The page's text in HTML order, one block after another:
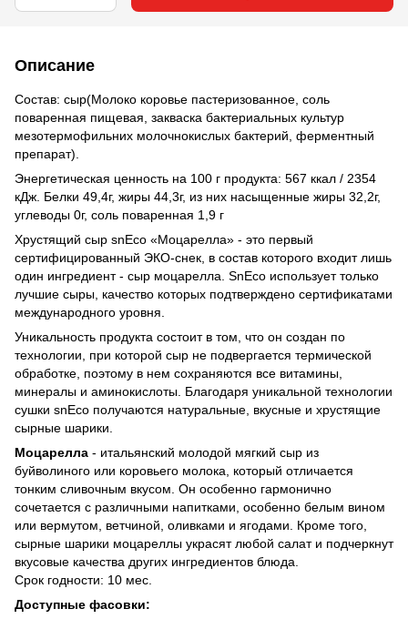
Описание
Состав: сыр(Молоко коровье пастеризованное, соль
поваренная пищевая, закваска бактериальных культур
мезотермофильних молочнокислых бактерий, ферментный
препарат).
Энергетическая ценность на 100 г продукта: 567 ккал / 2354
кДж. Белки 49,4г, жиры 44,3г, из них насыщенные жиры 32,2г,
углеводы 0г, соль поваренная 1,9 г
Хрустящий сыр snEсo «Моцарелла» - это первый
сертифицированный ЭКО-снек, в состав которого входит лишь
один ингредиент - сыр моцарелла. SnEco использует только
лучшие сыры, качество которых подтверждено сертификатами
международного уровня.
Уникальность продукта состоит в том, что он создан по
технологии, при которой сыр не подвергается термической
обработке, поэтому в нем сохраняются все витамины,
минералы и аминокислоты. Благодаря уникальной технологии
сушки snEco получаются натуральные, вкусные и хрустящие
сырные шарики.
Моцарелла - итальянский молодой мягкий сыр из
буйволиного или коровьего молока, который отличается
тонким сливочным вкусом. Он особенно гармонично
сочетается с различными напитками, особенно белым вином
или вермутом, ветчиной, оливками и ягодами. Кроме того,
сырные шарики моцареллы украсят любой салат и подчеркнут
вкусовые качества других ингредиентов блюда.
Срок годности: 10 мес.
Доступные фасовки: